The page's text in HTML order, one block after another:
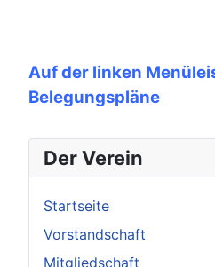
Der Verein
Startseite
Vorstandschaft
Mitgliedschaft
Auf der linken
Belegungspläne